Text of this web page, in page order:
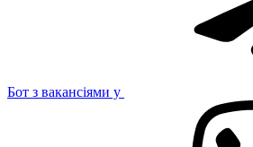
Бот з вакансіями у